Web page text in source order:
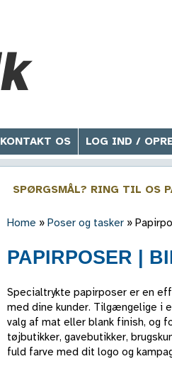
KONTAKT OS LOG IND /
SPØRGSMÅL? RING TIL OS
Home » Poser og tasker »
PAPIRPOSER |
Specialtrykte papirposer er en
med dine kunder. Tilgængelige i
valg af mat eller blank finish, og
tøjbutikker, gavebutikker,
fuld farve med dit logo og